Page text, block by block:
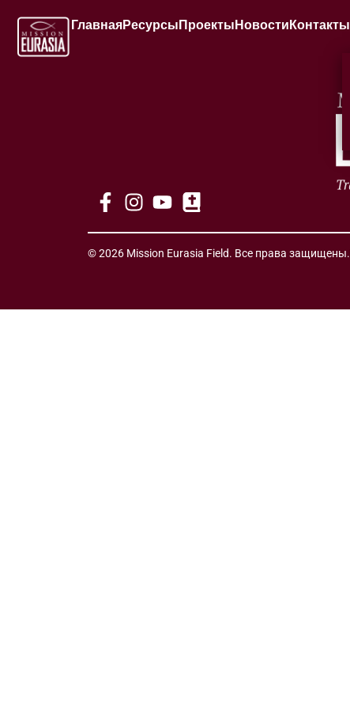
ГлавнаяРесурсы Проекты Новости Контакты
© 2026 Mission Eurasia Field. Все права защищены.